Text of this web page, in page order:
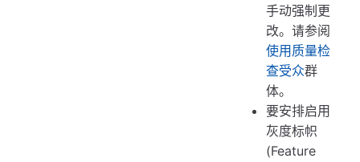
手动强制更
改。请参阅
使用质量检
查受众群
体。
要安排启用
灰度标帜
(Feature